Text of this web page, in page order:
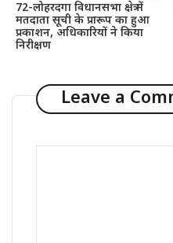
72-लोहरदगा विधानसभा क्षेत्र में
मतदाता सूची के प्रारूप का हुआ
प्रकाशन, अधिकारियों ने किया
निरीक्षण
Leave a